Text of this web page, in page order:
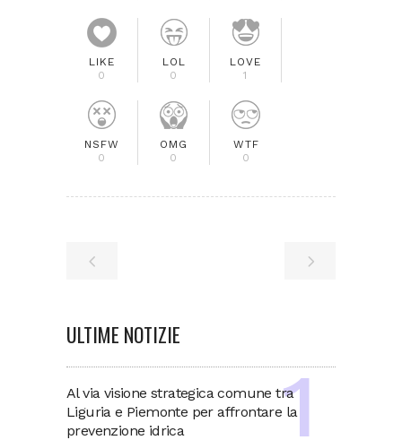
LIKE
0
LOL
0
LOVE
1
NSFW
0
OMG
0
WTF
0
ULTIME NOTIZIE
Al via visione strategica comune tra
Liguria e Piemonte per affrontare la
prevenzione idrica